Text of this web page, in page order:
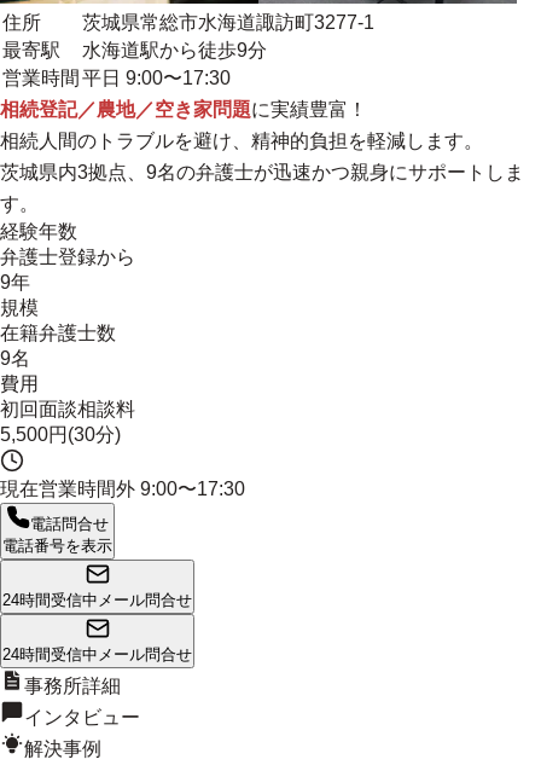
住所
茨城県常総市水海道諏訪町3277-1
最寄駅
水海道駅から徒歩9分
営業時間 平日 9:00〜17:30
相続登記／農地／空き家問題に実績豊富！
相続人間のトラブルを避け、精神的負担を軽減します。
茨城県内3拠点、9名の弁護士が迅速かつ親身にサポートしま
す。
経験年数
弁護士登録から
9年
規模
在籍弁護士数
9名
費用
初回面談相談料
5,500円(30分)
現在営業時間外 9:00〜17:30
電話問合せ
電話番号を表示
24時間受信中 メール問合せ
24時間受信中 メール問合せ
事務所詳細
インタビュー
解決事例